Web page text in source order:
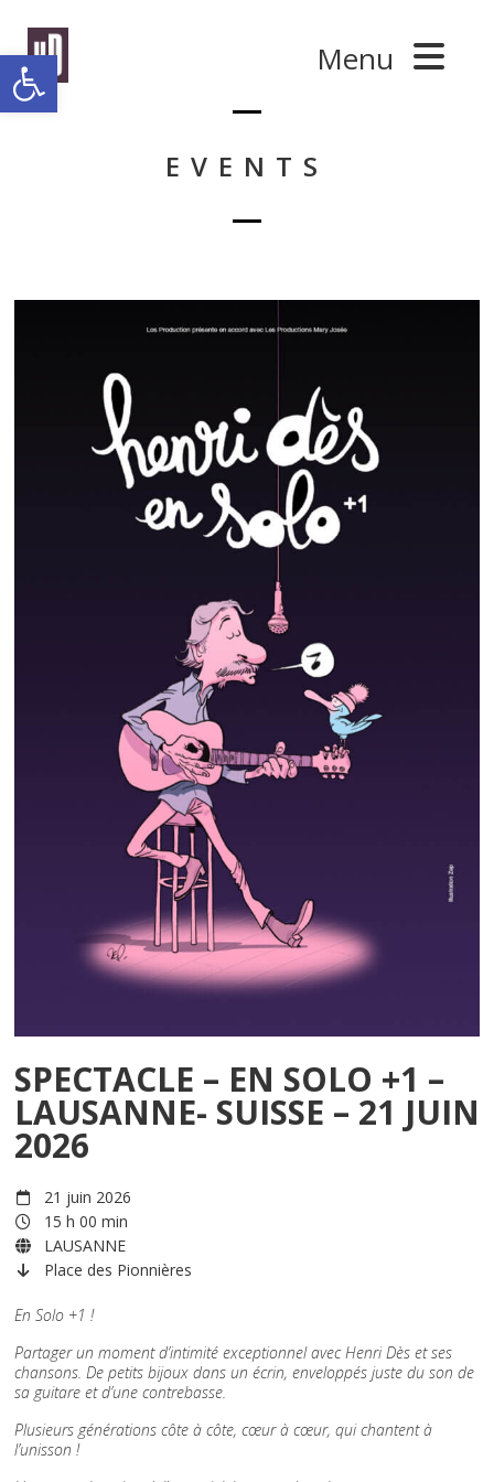
Ouvrir la barre d’outils
Menu
EVENTS
SPECTACLE – EN SOLO +1 –
LAUSANNE- SUISSE – 21 JUIN
2026
21 juin 2026
15 h 00 min
LAUSANNE
Place des Pionnières
En Solo +1 !
Partager un moment d’intimité exceptionnel avec Henri Dès et ses
chansons. De petits bijoux dans un écrin, enveloppés juste du son de
sa guitare et d’une contrebasse.
Plusieurs générations côte à côte, cœur à cœur, qui chantent à
l’unisson !